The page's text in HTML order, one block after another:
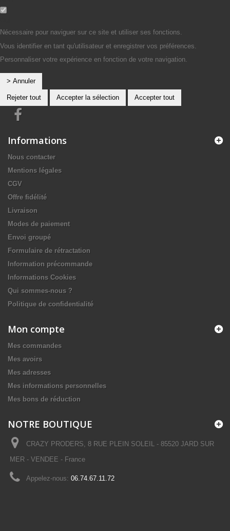
Nécessaire pour naviguer sur ce site et utiliser ses fonctions.
Vous identifier en tant qu'utilisateur et enregistrer vos préférences.
Personnaliser votre expérience en fonction de votre navigation.
> Annuler
Rejeter tout Accepter la sélection Accepter tout
Informations
Nous contacter
Mentions légales
CGV
Offre fidélité
Livraison
Modes de paiement
Envoi groupé
Formulaire de rétractation
Information précommande
Informations Cookies
Qui sommes-nous ?
Politique de confidentialité
Mon compte
Mes commandes
Mes avoirs
Mes adresses
Mes informations personnelles
Mes bons de réduction
NOTRE BOUTIQUE
CRAZY PRODERS, 8 RUE PLEIN SOLEIL - 85520 JARD SUR
MER - VENDEE - France
Appelez-nous: 06.74.67.11.72